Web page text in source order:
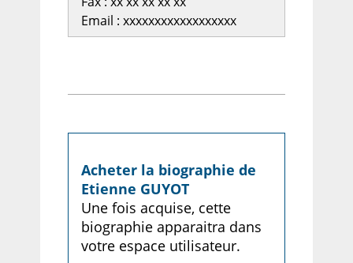
Email : xxxxxxxxxxxxxxxxxx
Acheter la biographie de
Etienne GUYOT
Une fois acquise, cette
biographie apparaitra dans
votre espace utilisateur.